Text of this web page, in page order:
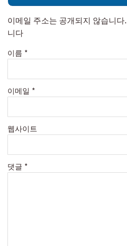
이메일 주소는 공개되지 않습니다.
니다
이름 *
이메일 *
웹사이트
댓글 *